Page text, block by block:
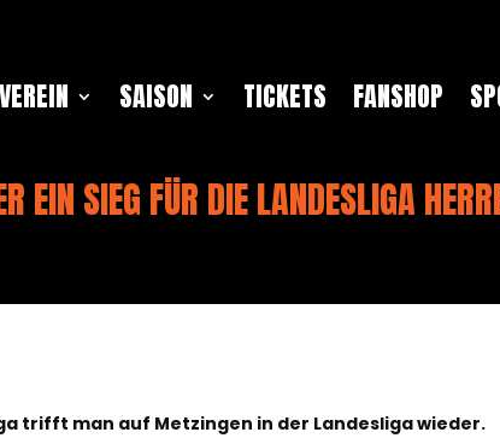
VEREIN SAISON TICKETS FANSHOP
EIN SIEG FÜR DIE LANDESLIGA
trifft man auf Metzingen in der Landesliga wieder.